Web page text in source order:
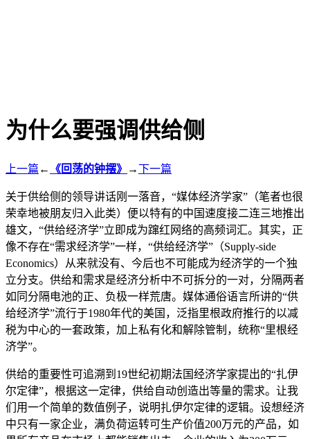
为什么要强调供给侧
上一篇 ← 《回荡的钟摆》 →下一篇
关于供给侧的领导讲话刚一落音，“媒体经济学家”（笔者也很
荣幸地被朋友归入此类）便以特有的中国速度接二连三地推出
雄文，“供给经济学”立即成为蹿红网络的高频词汇。其实，正
像不存在“需求经济学”一样，“供给经济学”（Supply-side
Economics）从来就没有、今后也不可能成为经济学的一个独
立分支。供给和需求是经济分析中不可拆分的一对，分隔两者
如同分隔电池的正、负极一样荒唐。媒体通俗语言所讲的“供
给经济学”流行于1980年代的美国，泛指里根政府推行的以减
税为中心的一套政策，加上私有化和解除管制，统称“里根经
济学”。
供给的重要性可追溯到19世纪初期法国经济学家提出的“扎伊
尔定律”，根据这一定律，供给自动创造出等量的需求。让我
们用一个简单的数值例子，说明扎伊尔定律的逻辑。设想经济
中只有一家企业，满负荷运转可生产价值200万元的产品，如